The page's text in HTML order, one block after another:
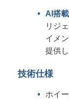
AI搭
リジ
イメ
提供し
技術仕様
ホイ